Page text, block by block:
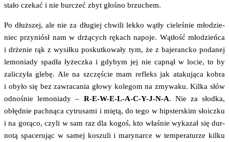
sta­ło cze­kać i nie bur­czeć zbyt gło­śno brzuchem.
Po dłuż­szej, ale nie za dłu­giej chwi­li lek­ko wątły cie­le­śnie mło­dzie­
niec przy­niósł nam w drżą­cych rękach napo­je. Wątłość mło­dzień­ca
i drże­nie rąk z wysił­ku poskut­ko­wa­ły tym, że z baje­ranc­ko poda­nej
lemo­nia­dy spa­dła łyżecz­ka i gdy­bym jej nie cap­nął w locie, to by
zali­czy­ła gle­bę. Ale na szczę­ście mam refleks jak ata­ku­ją­ca kobra
i oby­ło się bez zawra­ca­nia gło­wy kole­gom na zmy­wa­ku. Kil­ka słów
odno­śnie lemo­nia­dy – R‑E-W-E-L-A-C-Y-J-N‑A. Nie za słod­ka,
obłęd­nie pach­ną­ca cytru­sa­mi i mię­tą, do tego w hip­ster­skim sło­icz­ku
i na gorą­co, czy­li w sam raz dla kogoś, kto wła­śnie wyka­zał się dur­
no­tą spa­ce­ru­jąc w samej koszu­li i mary­nar­ce w tem­pe­ra­tu­rze kil­ku